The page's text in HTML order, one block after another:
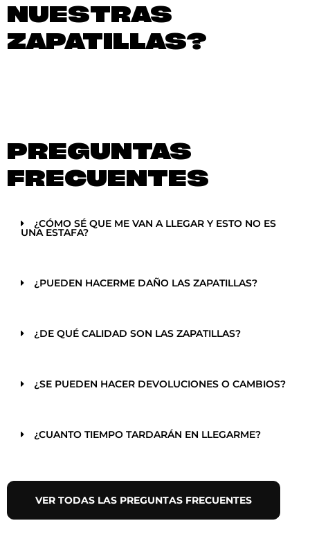
NUESTRAS
ZAPATILLAS?
PREGUNTAS
FRECUENTES
¿CÓMO SÉ QUE ME VAN A LLEGAR Y ESTO NO ES
UNA ESTAFA?
¿PUEDEN HACERME DAÑO LAS ZAPATILLAS?
¿DE QUÉ CALIDAD SON LAS ZAPATILLAS?
¿SE PUEDEN HACER DEVOLUCIONES O CAMBIOS?
¿CUANTO TIEMPO TARDARÁN EN LLEGARME?
VER TODAS LAS PREGUNTAS FRECUENTES